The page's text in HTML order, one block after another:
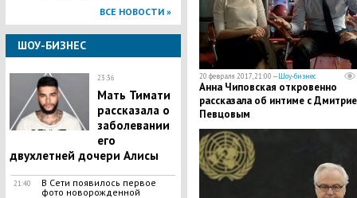
ВСЕ НОВОСТИ »
ШОУ-БИЗНЕС
23:36
Мать Тимати
рассказала о
заболевании
его
двухлетней дочери Алисы
21:40
В Сети появилось первое
фото новорожденной
20 февраля 2017, 21:00 —Шоу-бизнес
Анна Чиповская откровенно
рассказала об интиме с
Певцовым